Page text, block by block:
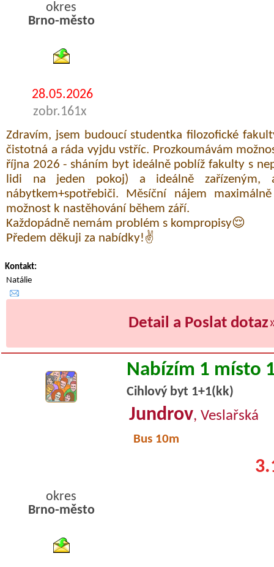
okres
Brno-město
28.05.2026
zobr.161x
Zdravím, jsem budoucí studentka filozofické
čistotná a ráda vyjdu vstříc. Prozkoumávám
října 2026 - sháním byt ideálně poblíž fakulty s
lidi na jeden pokoj) a ideálně zařízeným,
nábytkem+spotřebiči. Měsíční nájem
možnost k nastěhování během září.
Každopádně nemám problém s kompropisy😌
Předem děkuji za nabídky!✌️
Kontakt:
Natálie
Detail a Poslat dotaz
Nabízím 1 místo
Cihlový byt 1+1(kk)
Jundrov, Veslařská
Bus 10m
okres
Brno-město